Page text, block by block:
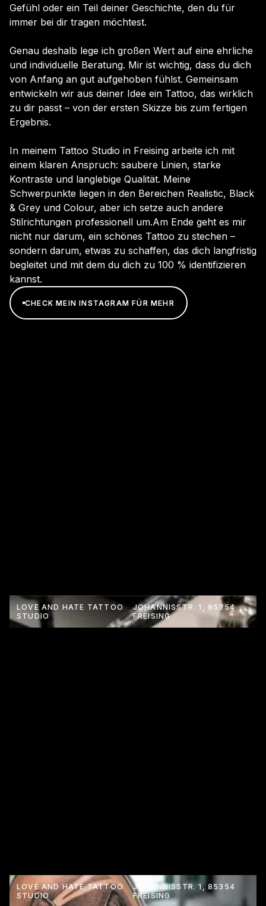
Gefühl oder ein Teil deiner Geschichte, den du für
immer bei dir tragen möchtest.
Genau deshalb lege ich großen Wert auf eine ehrliche
und individuelle Beratung. Mir ist wichtig, dass du dich
von Anfang an gut aufgehoben fühlst. Gemeinsam
entwickeln wir aus deiner Idee ein Tattoo, das wirklich
zu dir passt – von der ersten Skizze bis zum fertigen
Ergebnis.
In meinem Tattoo Studio in Freising arbeite ich mit
einem klaren Anspruch: saubere Linien, starke
Kontraste und langlebige Qualität. Meine
Schwerpunkte liegen in den Bereichen Realistic, Black
& Grey und Colour, aber ich setze auch andere
Stilrichtungen professionell um.Am Ende geht es mir
nicht nur darum, ein schönes Tattoo zu stechen –
sondern darum, etwas zu schaffen, das dich langfristig
begleitet und mit dem du dich zu 100 % identifizieren
kannst.
CHECK MEIN INSTAGRAM FÜR MEHR
CHECK MEIN INSTAGRAM FÜR MEHR
LOVE AND HATE TATTOO
STUDIO
JOHANNISSTR. 1, 85354
FREISING
LOVE AND HATE TATTOO
STUDIO
JOHANNISSTR. 1, 85354
FREISING